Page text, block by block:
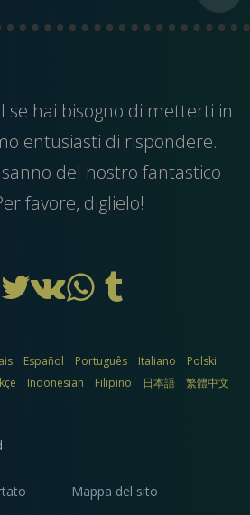
se hai bisogno di metterti in
entusiasti di rispondere.
del nostro fantastico
favore, diglielo!
Español Português Italiano
Polski
Indonesian Filipino 日本語 繁體中文
Mappa del sito